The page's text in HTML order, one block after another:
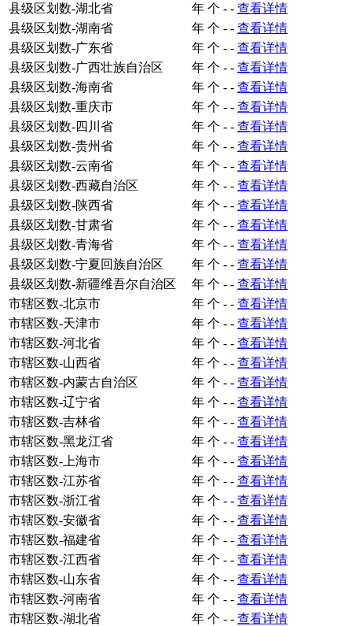
县级区划数-湖北省
年 个 - - 查看详情
县级区划数-湖南省
年 个 - - 查看详情
县级区划数-广东省
年 个 - - 查看详情
县级区划数-广西壮族自治区
年 个 - - 查看详情
县级区划数-海南省
年 个 - - 查看详情
县级区划数-重庆市
年 个 - - 查看详情
县级区划数-四川省
年 个 - - 查看详情
县级区划数-贵州省
年 个 - - 查看详情
县级区划数-云南省
年 个 - - 查看详情
县级区划数-西藏自治区
年 个 - - 查看详情
县级区划数-陕西省
年 个 - - 查看详情
县级区划数-甘肃省
年 个 - - 查看详情
县级区划数-青海省
年 个 - - 查看详情
县级区划数-宁夏回族自治区
年 个 - - 查看详情
县级区划数-新疆维吾尔自治区
年 个 - - 查看详情
市辖区数-北京市
年 个 - - 查看详情
市辖区数-天津市
年 个 - - 查看详情
市辖区数-河北省
年 个 - - 查看详情
市辖区数-山西省
年 个 - - 查看详情
市辖区数-内蒙古自治区
年 个 - - 查看详情
市辖区数-辽宁省
年 个 - - 查看详情
市辖区数-吉林省
年 个 - - 查看详情
市辖区数-黑龙江省
年 个 - - 查看详情
市辖区数-上海市
年 个 - - 查看详情
市辖区数-江苏省
年 个 - - 查看详情
市辖区数-浙江省
年 个 - - 查看详情
市辖区数-安徽省
年 个 - - 查看详情
市辖区数-福建省
年 个 - - 查看详情
市辖区数-江西省
年 个 - - 查看详情
市辖区数-山东省
年 个 - - 查看详情
市辖区数-河南省
年 个 - - 查看详情
市辖区数-湖北省
年 个 - - 查看详情